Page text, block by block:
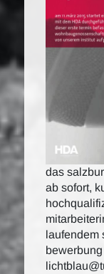
das
ab sofort,
laufendem